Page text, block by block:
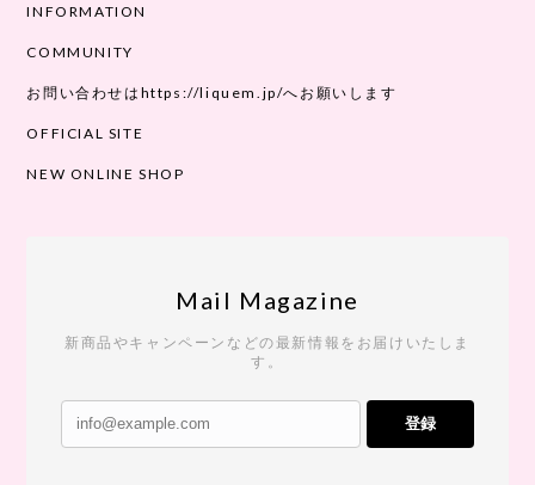
INFORMATION
COMMUNITY
お問い合わせはhttps://liquem.jp/へお願いします
OFFICIAL SITE
NEW ONLINE SHOP
Mail Magazine
新商品やキャンペーンなどの最新情報をお届けいたしま
す。
登録